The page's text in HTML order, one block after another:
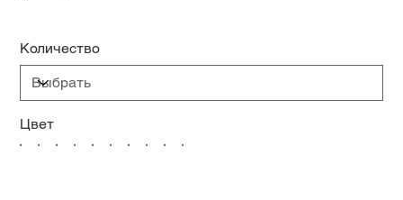
Количество
Цвет